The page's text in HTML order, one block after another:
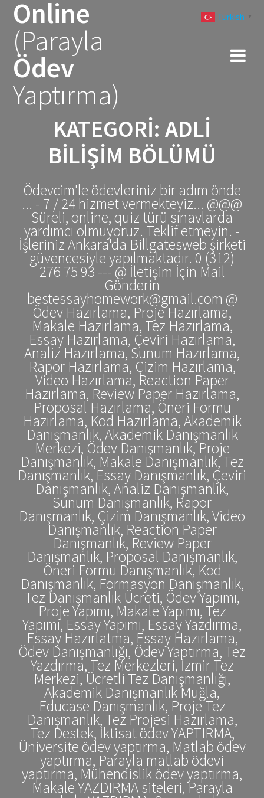
Online
(Parayla
Ödev
Yaptırma)
KATEGORI: ADLI
BILIŞIM BÖLÜMÜ
Ödevcim'le ödevleriniz bir adım önde
... - 7 / 24 hizmet vermekteyiz... @@@
Süreli, online, quiz türü sınavlarda
yardımcı olmuyoruz. Teklif etmeyin. -
İşleriniz Ankara'da Billgatesweb şirketi
güvencesiyle yapılmaktadır. 0 (312)
276 75 93 --- @ İletişim İçin Mail
Gönderin
bestessayhomework@gmail.com @
Ödev Hazırlama, Proje Hazırlama,
Makale Hazırlama, Tez Hazırlama,
Essay Hazırlama, Çeviri Hazırlama,
Analiz Hazırlama, Sunum Hazırlama,
Rapor Hazırlama, Çizim Hazırlama,
Video Hazırlama, Reaction Paper
Hazırlama, Review Paper Hazırlama,
Proposal Hazırlama, Öneri Formu
Hazırlama, Kod Hazırlama, Akademik
Danışmanlık, Akademik Danışmanlık
Merkezi, Ödev Danışmanlık, Proje
Danışmanlık, Makale Danışmanlık, Tez
Danışmanlık, Essay Danışmanlık, Çeviri
Danışmanlık, Analiz Danışmanlık,
Sunum Danışmanlık, Rapor
Danışmanlık, Çizim Danışmanlık, Video
Danışmanlık, Reaction Paper
Danışmanlık, Review Paper
Danışmanlık, Proposal Danışmanlık,
Öneri Formu Danışmanlık, Kod
Danışmanlık, Formasyon Danışmanlık,
Tez Danışmanlık Ücreti, Ödev Yapımı,
Proje Yapımı, Makale Yapımı, Tez
Yapımı, Essay Yapımı, Essay Yazdırma,
Essay Hazırlatma, Essay Hazırlama,
Ödev Danışmanlığı, Ödev Yaptırma, Tez
Yazdırma, Tez Merkezleri, İzmir Tez
Merkezi, Ücretli Tez Danışmanlığı,
Akademik Danışmanlık Muğla,
Educase Danışmanlık, Proje Tez
Danışmanlık, Tez Projesi Hazırlama,
Tez Destek, İktisat ödev YAPTIRMA,
Üniversite ödev yaptırma, Matlab ödev
yaptırma, Parayla matlab ödevi
yaptırma, Mühendislik ödev yaptırma,
Makale YAZDIRMA siteleri, Parayla
Turkish ▼